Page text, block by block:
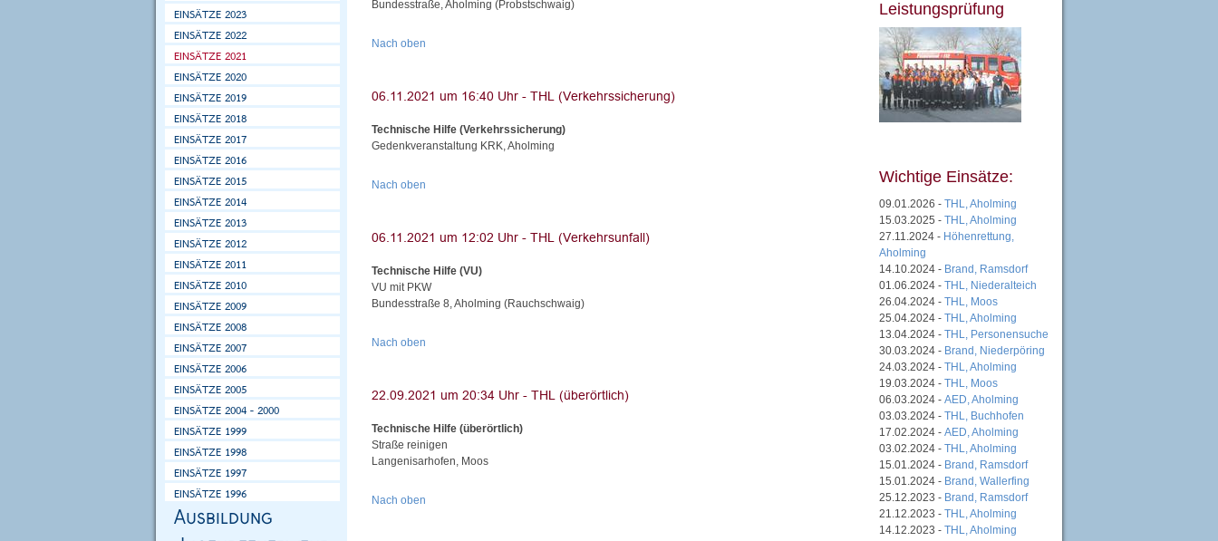
Bundesstraße, Aholming (Probstschwaig)
Nach oben
Technische Hilfe (Verkehrssicherung)
Gedenkveranstaltung KRK, Aholming
Nach oben
Technische Hilfe (VU)
VU mit PKW
Bundesstraße 8, Aholming (Rauchschwaig)
Nach oben
Technische Hilfe (überörtlich)
Straße reinigen
Langenisarhofen, Moos
Nach oben
Leistungsprüfung
Wichtige Einsätze:
09.01.2026 - THL, Aholming
15.03.2025 - THL, Aholming
27.11.2024 - Höhenrettung,
Aholming
14.10.2024 - Brand, Ramsdorf
01.06.2024 - THL, Niederalteich
26.04.2024 - THL, Moos
25.04.2024 - THL, Aholming
13.04.2024 - THL, Personensuche
30.03.2024 - Brand, Niederpöring
24.03.2024 - THL, Aholming
19.03.2024 - THL, Moos
06.03.2024 - AED, Aholming
03.03.2024 - THL, Buchhofen
17.02.2024 - AED, Aholming
03.02.2024 - THL, Aholming
15.01.2024 - Brand, Ramsdorf
15.01.2024 - Brand, Wallerfing
25.12.2023 - Brand, Ramsdorf
21.12.2023 - THL, Aholming
14.12.2023 - THL, Aholming